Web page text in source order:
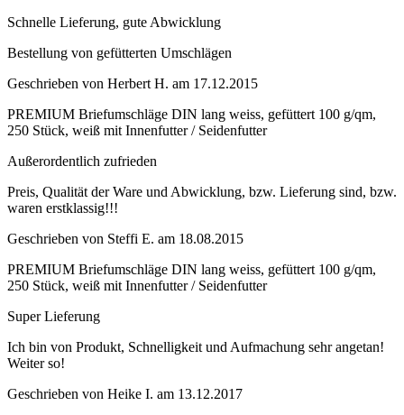
Schnelle Lieferung, gute Abwicklung
Bestellung von gefütterten Umschlägen
Geschrieben von Herbert H. am 17.12.2015
PREMIUM Briefumschläge DIN lang weiss, gefüttert 100 g/qm,
250 Stück, weiß mit Innenfutter / Seidenfutter
Außerordentlich zufrieden
Preis, Qualität der Ware und Abwicklung, bzw. Lieferung sind, bzw.
waren erstklassig!!!
Geschrieben von Steffi E. am 18.08.2015
PREMIUM Briefumschläge DIN lang weiss, gefüttert 100 g/qm,
250 Stück, weiß mit Innenfutter / Seidenfutter
Super Lieferung
Ich bin von Produkt, Schnelligkeit und Aufmachung sehr angetan!
Weiter so!
Geschrieben von Heike I. am 13.12.2017